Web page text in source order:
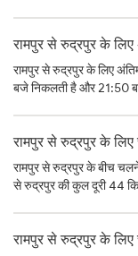
रामपुर से रुद्रपुर के
रामपुर से रुद्रपुर के लिए
बजे निकलती है और 21:50
रामपुर से रुद्रपुर के
रामपुर से रुद्रपुर के बीच
से रुद्रपुर की कुल दूरी 44
रामपुर से रुद्रपुर के